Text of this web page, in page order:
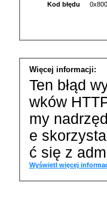
Kod błędu
Więcej informacji:
Ten błąd
wków
my
e
ć się z
Wyświetl więcej